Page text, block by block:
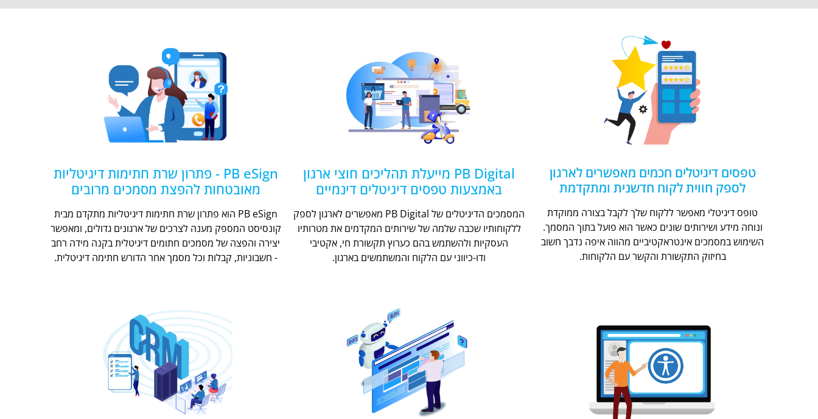
טפסים דיגיטלים חכמים מאפשרים לארגון
לספק חווית לקוח חדשנית ומתקדמת
טופס דיגיטלי מאפשר ללקוח שלך לקבל בצורה ממוקדת
ונוחה מידע ושירותים שונים כאשר הוא פועל בתוך המסמך.
השימוש במסמכים אינטראקטיביים מהווה איפה נדבך חשוב
בחיזוק התקשורת והקשר עם הלקוחות.
PB Digital מייעלת תהליכים חוצי ארגון
באמצעות טפסים דיגיטלים דינמיים
המסמכים הדיגיטלים של PB Digital מאפשרים לארגון לספק
ללקוחותיו שכבה שלמה של שירותים המקדמים את מטרותיו
העסקיות ולהשתמש בהם כערוץ תקשורת חי, אקטיבי
ודו-כיווני עם הלקוח והמשתמשים בארגון.
PB eSign - פתרון שרת חתימות דיגיטליות
מאובטחות להפצת מסמכים מרובים
PB eSign הוא פתרון שרת חתימות דיגיטליות מתקדם מבית
קונסיסט המספק מענה לצרכים של ארגונים גדולים, ומאפשר
יצירה והפצה של מסמכים חתומים דיגיטלית בקנה מידה רחב
- חשבוניות, קבלות וכל מסמך אחר הדורש חתימה דיגיטלית.